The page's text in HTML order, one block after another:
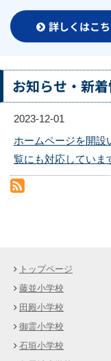
詳しくはこ
お知らせ・新
2023-12-01
ホームページを開設
覧にも対応していま
トップページ
藤並小学校
田殿小学校
御霊小学校
石垣小学校